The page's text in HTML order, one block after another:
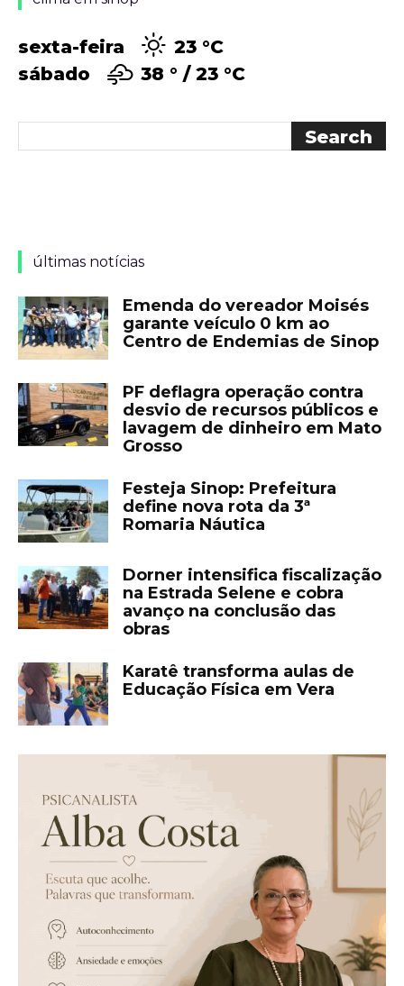
sexta-feira 23 °C
sábado
38 ° 23 °C
últimas notícias
Emenda do vereador Moisés
garante veículo 0 km ao
Centro de Endemias de Sinop
PF deflagra operação contra
desvio de recursos públicos e
lavagem de dinheiro em Mato
Grosso
Festeja Sinop: Prefeitura
define nova rota da 3ª
Romaria Náutica
Dorner intensifica fiscalização
na Estrada Selene e cobra
avanço na conclusão das
obras
Karatê transforma aulas de
Educação Física em Vera